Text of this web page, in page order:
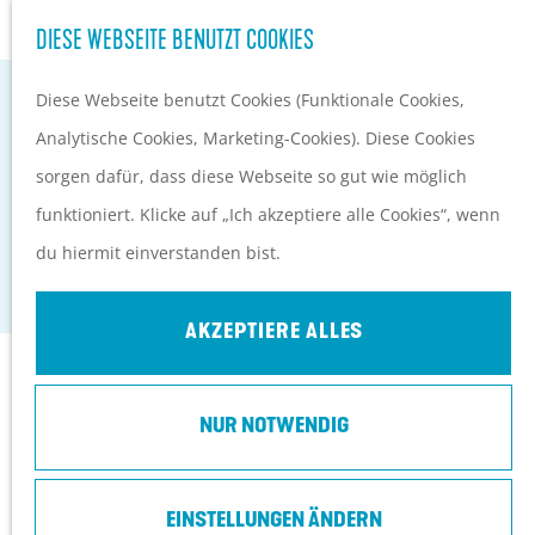
DIESE WEBSEITE BENUTZT COOKIES
Diese Webseite benutzt Cookies (Funktionale Cookies,
Analytische Cookies, Marketing-Cookies). Diese Cookies
sorgen dafür, dass diese Webseite so gut wie möglich
funktioniert. Klicke auf „Ich akzeptiere alle Cookies“, wenn
du hiermit einverstanden bist.
AKZEPTIERE ALLES
NUR NOTWENDIG
EINSTELLUNGEN ÄNDERN
G
u
H
S
c
h
e
n
e
n
ü
EVENTKALENDER
PLANEN UND BUCHEN
Anreise
Orte in Heuvelrug
Top 10 Tipps
DIE CUNERA-KIRCHE
Rhenen
Kontakt
Kerkplein 1
Rhenen